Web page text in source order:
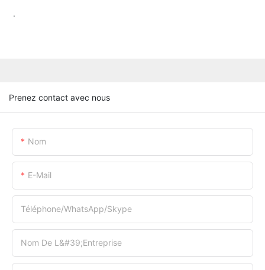
.
Prenez contact avec nous
Nom
E-Mail
Téléphone/WhatsApp/Skype
Nom De L&#39;entreprise